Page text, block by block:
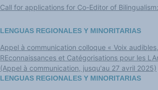
Call for applications for Co-Editor of
LENGUAS REGIONALES Y MINORITARIAS
Appel à communication colloque « Voix
REconnaissances et Catégorisations pour les
(Appel à communication, jusqu'au 27 avril 2025)
LENGUAS REGIONALES Y MINORITARIAS